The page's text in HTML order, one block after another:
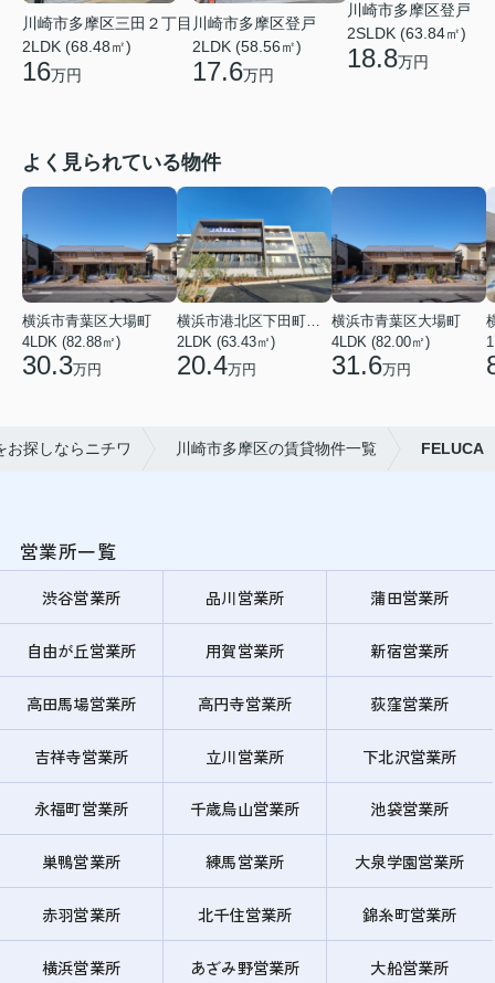
川崎市多摩区三田２丁目
2LDK (68.48㎡)
16万円
川崎市多摩区登戸
2LDK (58.56㎡)
17.6万円
川崎市多摩区登戸
2SLDK (63.84㎡)
18.8万円
よく見られている物件
横浜市青葉区大場町
4LDK (82.88㎡)
30.3万円
2LDK (63.43㎡)
20.4万円
横浜市青葉区大場町
4LDK (82.00㎡)
31.6万円
お探しならニチワ 川崎市多摩区の賃貸物件一覧 FELUCA
営業所一覧
渋谷営業所 品川営業所 蒲田営業所
自由が丘営業所 用賀営業所 新宿営業所
高田馬場営業所 高円寺営業所 荻窪営業所
吉祥寺営業所 立川営業所 下北沢営業所
永福町営業所 千歳烏山営業所 池袋営業所
巣鴨営業所 練馬営業所 大泉学園営業所
赤羽営業所 北千住営業所 錦糸町営業所
横浜営業所 あざみ野営業所 大船営業所